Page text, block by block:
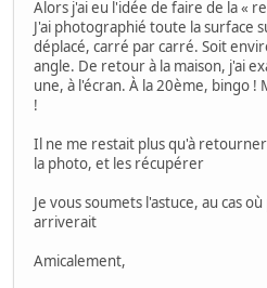
Alors j'ai eu l'idée de faire de la «
J'ai photographié toute la surface
déplacé, carré par carré. Soit
angle. De retour à la maison, j'ai
une, à l'écran. À la 20ème, bingo !
!
Il ne me restait plus qu'à
la photo, et les récupérer
Je vous soumets l'astuce, au cas
arriverait
Amicalement,